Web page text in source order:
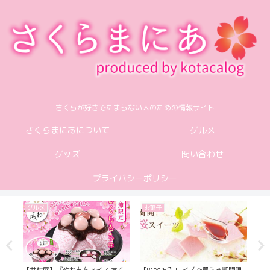
さくらが好きでたまらない人のための情報サイト
さくらまにあについて グルメ
グッズ 問い合わせ
プライバシーポリシー
グルメ お菓子